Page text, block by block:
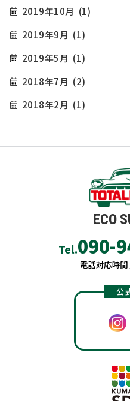
2019年10月 (1)
2019年9月 (1)
2019年5月 (1)
2018年7月 (2)
2018年2月 (1)
ECO
Tel.090-
電話対応時
公